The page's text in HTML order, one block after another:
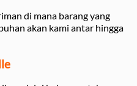
di mana barang yang
akan kami antar hingga